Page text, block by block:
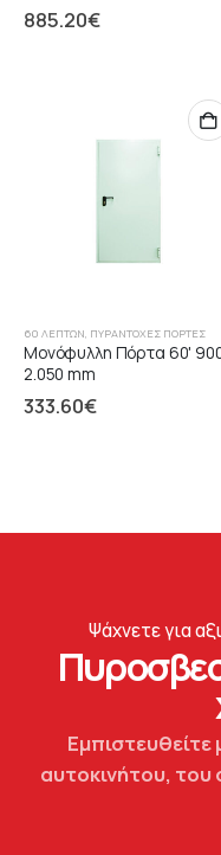
885.20€
60 ΛΕΠΤΏΝ, ΠΥΡΆΝΤΟΧΕΣ ΠΌΡΤΕΣ
Μονόφυλλη Πόρτα 60'
2.050 mm
333.60€
Ψάχνετε για
Εμπιστευθείτε
αυτοκινήτου, του